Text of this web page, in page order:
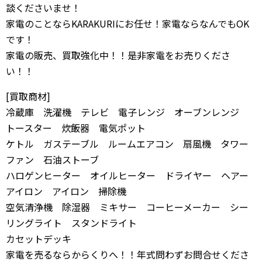
談くださいませ！
家電のことならKARAKURIにお任せ！家電ならなんでもOK
です！
家電の販売、買取強化中！！是非家電をお売りくださ
い！！
[買取商材]
冷蔵庫 洗濯機 テレビ 電子レンジ オーブンレンジ
トースター 炊飯器 電気ポット
ケトル ガステーブル ルームエアコン 扇風機 タワー
ファン 石油ストーブ
ハロゲンヒーター オイルヒーター ドライヤー ヘアー
アイロン アイロン 掃除機
空気清浄機 除湿器 ミキサー コーヒーメーカー シー
リングライト スタンドライト
カセットデッキ
家電を売るならからくりへ！！年式問わずお問合せくださ